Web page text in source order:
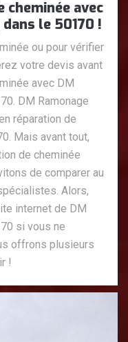
avec
le 50170 !
ou pour vérifier
votre devis avant
avec DM
DM Ramonage
réparation de
Mais avant tout,
de cheminée
de comparer au
Alors,
internet de DM
si vous ne
offrons plusieurs
!